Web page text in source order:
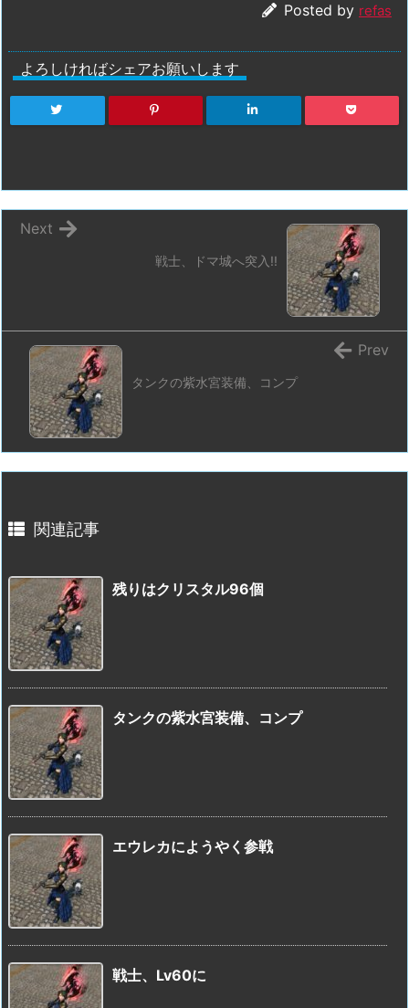
Posted by refas
よろしければシェアお願いします
戦士、ドマ城へ突入!!
Next
タンクの紫水宮装備、コンプ
Prev
関連記事
残りはクリスタル96個
タンクの紫水宮装備、コンプ
エウレカにようやく参戦
戦士、Lv60に